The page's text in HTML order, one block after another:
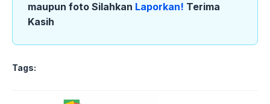
maupun foto Silahkan Laporkan! Terima
Kasih
Tags: